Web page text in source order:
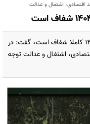
اقتصادی، اشتغال و عدالت
یس جمهور با تاکید بر این که لایحه بودجه ۱۴۰۴ کاملا شفاف است، گفت: در
اشتغال و عدالت توجه